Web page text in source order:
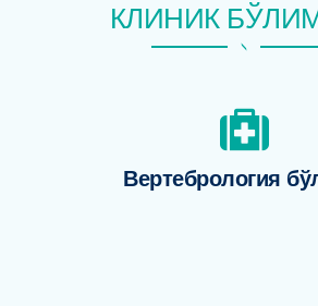
КЛИНИК
Вертебрология